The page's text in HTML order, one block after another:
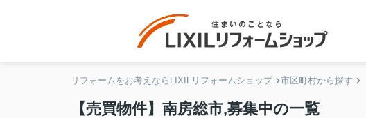
リフォームをお考えならLIXILリフォームショップ 市区町村から探す
【売買物件】南房総市,募集中の一覧